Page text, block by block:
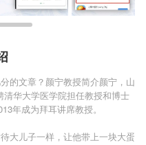
的文章？颜宁教授简介颜宁，山
清华大学医学院担任教授和博士
年成为拜耳讲席教授。
大儿子一样，让他带上一块大蛋